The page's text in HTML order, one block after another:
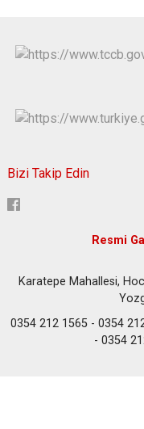
Bizi Takip Edin
Resmi
Karatepe Mahallesi,
0354 212 1565 - 0354
- 0354